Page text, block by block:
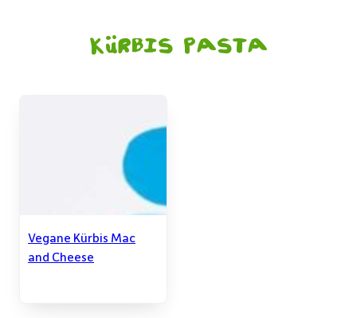
Kürbis Pasta
Vegane Kürbis Mac
and Cheese